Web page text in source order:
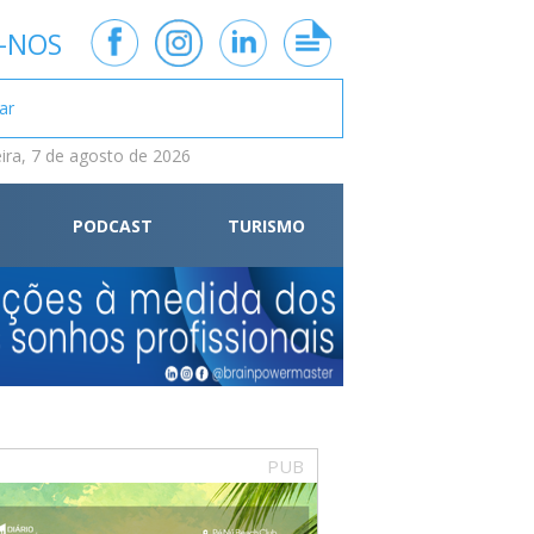
7 de agosto de 2026
PODCAST TURISMO
PUB